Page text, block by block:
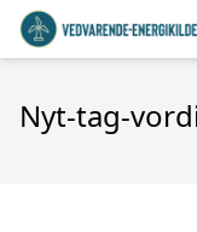
Nyt-tag-